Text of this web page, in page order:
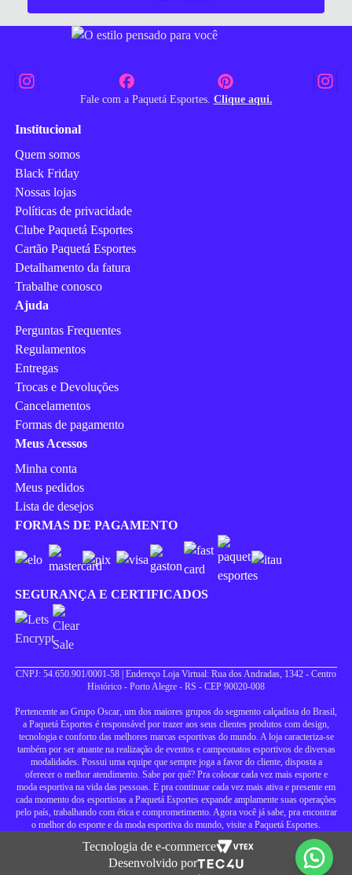
Fale com a Paquetá Esportes. Clique aqui.
Institucional
Quem somos
Black Friday
Nossas lojas
Políticas de privacidade
Clube Paquetá Esportes
Cartão Paquetá Esportes
Detalhamento da fatura
Trabalhe conosco
Ajuda
Perguntas Frequentes
Regulamentos
Entregas
Trocas e Devoluções
Cancelamentos
Formas de pagamento
Meus Acessos
Minha conta
Meus pedidos
Lista de desejos
FORMAS DE PAGAMENTO
SEGURANÇA E CERTIFICADOS
CNPJ: 54.650.901/0001-58 | Endereço Loja Virtual: Rua dos Andradas, 1342 - Centro
Histórico - Porto Alegre - RS - CEP 90020-008
Pertencente ao Grupo Oscar, um dos maiores grupos do segmento calçadista do Brasil,
a Paquetá Esportes é responsável por trazer aos seus clientes produtos com design,
tecnologia e conforto das melhores marcas esportivas do mundo. A loja caracteriza-se
também por ser atuante na realização de eventos e campeonatos esportivos de diversas
modalidades. Possui uma equipe que sempre joga a favor do cliente, disposta a
oferecer o melhor atendimento. Sabe por quê? Pra colocar cada vez mais esporte e
moda esportiva na vida das pessoas. E pra continuar cada vez mais ativa e presente em
cada momento dos esportistas a Paquetá Esportes expande amplamente suas operações
pelo país, trabalhando com ética e comprometimento. Agora você já sabe, pra encontrar
o melhor do esporte e da moda esportiva do mundo, visite a Paquetá Esportes.
Tecnologia de e-commerce
Desenvolvido por